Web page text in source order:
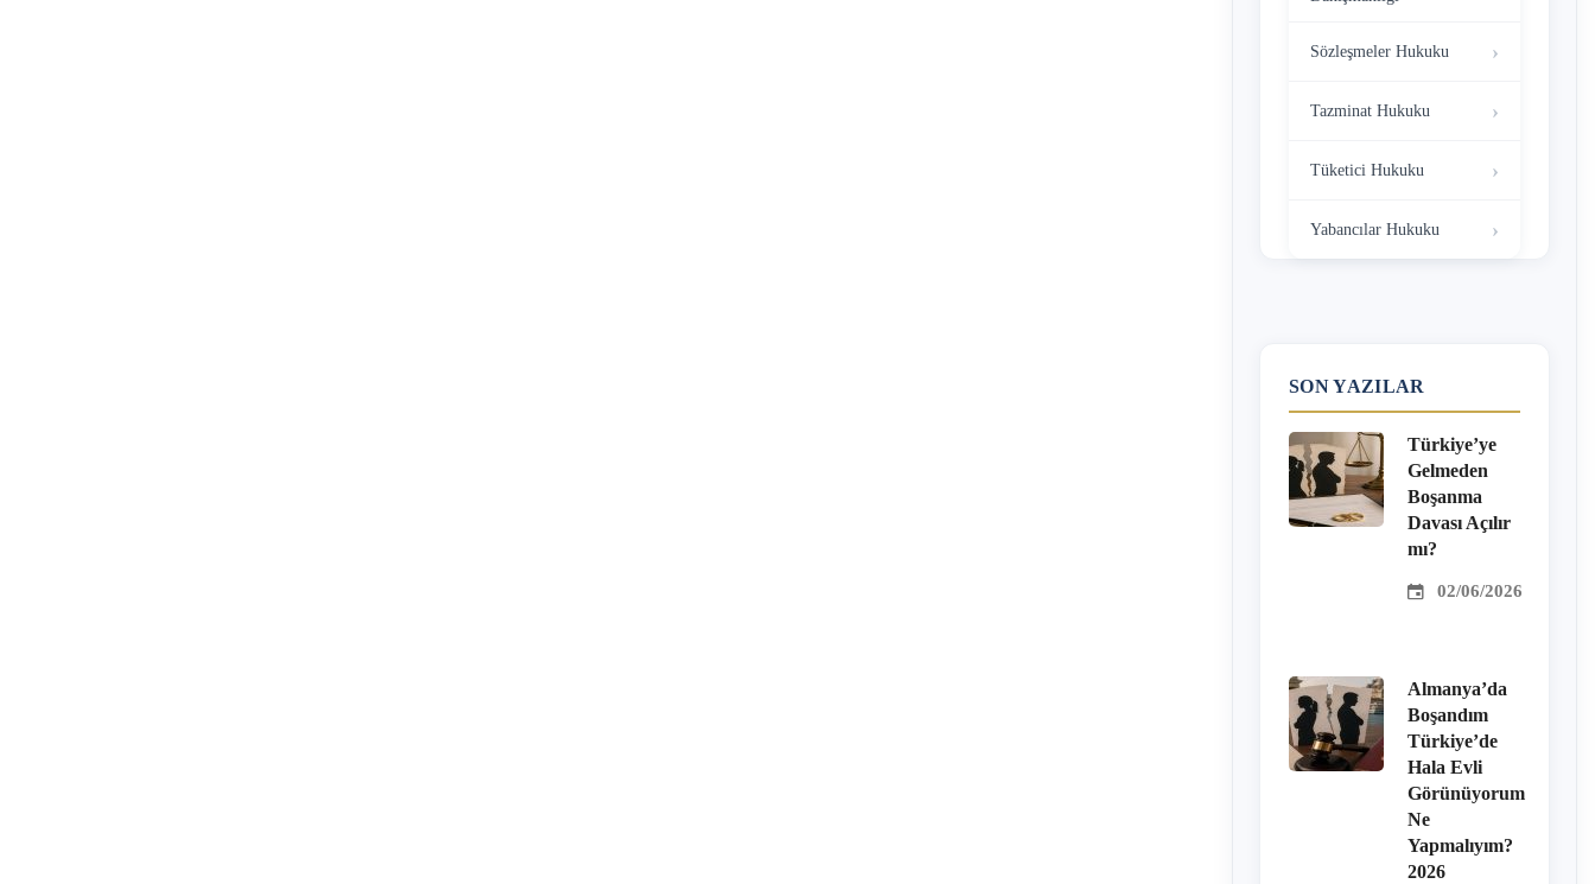
Sözleşmeler Hukuku
Tazminat Hukuku
Tüketici Hukuku
Yabancılar Hukuku
SON YAZILAR
Türkiye’ye
Gelmeden
Boşanma
Davası Açılır
mı?
02/06/2026
Almanya’da
Boşandım
Türkiye’de
Hala Evli
Görünüyorum
Ne
Yapmalıyım?
2026